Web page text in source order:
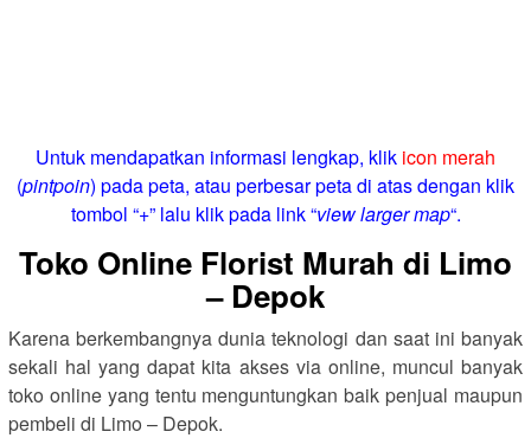
Untuk mendapatkan informasi lengkap, klik icon merah
(pintpoin) pada peta, atau perbesar peta di atas dengan klik
tombol “+” lalu klik pada link “view larger map“.
Toko Online Florist Murah di Limo
– Depok
Karena berkembangnya dunia teknologi dan saat ini banyak
sekali hal yang dapat kita akses via online, muncul banyak
toko online yang tentu menguntungkan baik penjual maupun
pembeli di Limo – Depok.